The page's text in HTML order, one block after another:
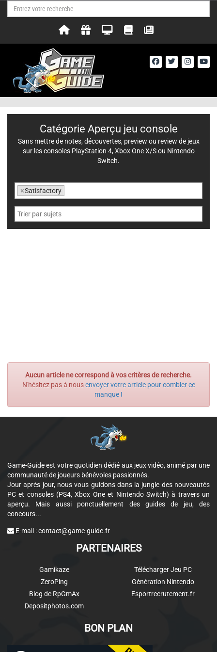
Aucun article ne correspond à vos critères de recherche.
N'hésitez pas à nousenvoyer votre article pour combler ce
manque !
Catégorie Aperçu jeu console
Sans mettre de notes, découvertes, preview ou review de jeux
sur les consoles PlayStation 4, Xbox One X/S ou Nintendo
Switch.
×Satisfactory
Game-Guide est votre quotidien dédié aux jeux vidéo, animé par une
communauté de joueurs bénévoles passionnés.
Jour après jour, nous vous guidons dans la jungle des nouveautés
PC et consoles (PS4, Xbox One et Nintendo Switch) à travers un
aperçu. Mais aussi ponctuellement des guides de jeu, des
concours...
E-mail :contact@game-guide.fr
PARTENAIRES
Gamikaze
ZeroPing
Blog de RpGmAx
Depositphotos.com
Télécharger Jeu PC
Génération Nintendo
Esportrecrutement.fr
BON PLAN